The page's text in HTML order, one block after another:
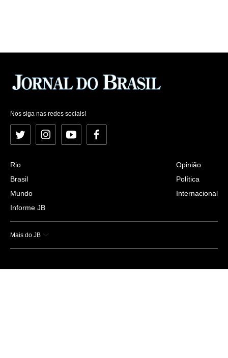
Nos siga nas redes sociais!
Twitter InstagramYouTubeFacebook
Rio
Brasil
Mundo
Informe JB
Opinião
Política
Internacional
Mais do JB
Esportes